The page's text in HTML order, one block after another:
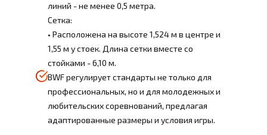
линий - не менее 0,5 метра.
Сетка:
• Расположена на высоте 1,524 м в центре и
1,55 м у стоек. Длина сетки вместе со
стойками - 6,10 м.
BWF регулирует стандарты не только для
профессиональных, но и для молодежных и
любительских соревнований, предлагая
адаптированные размеры и условия игры.